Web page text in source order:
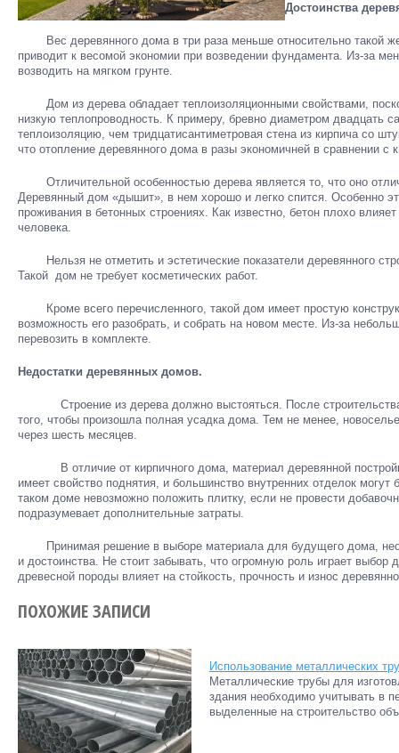
Достоинства
Вес деревянного дома в три раза меньше относительно такой же
приводит к весомой экономии при возведении фундамента. Из-за
возводить на мягком грунте.
Дом из дерева обладает теплоизоляционными свойствами,
низкую теплопроводность. К примеру, бревно диаметром двадцать
теплоизоляцию, чем тридцатисантиметровая стена из кирпича со
что отопление деревянного дома в разы экономичней в сравнении с
Отличительной особенностью дерева является то, что оно
Деревянный дом «дышит», в нем хорошо и легко спится. Особенно
проживания в бетонных строениях. Как известно, бетон плохо
человека.
Нельзя не отметить и эстетические показатели деревянного
Такой дом не требует косметических работ.
Кроме всего перечисленного, такой дом имеет простую
возможность его разобрать, и собрать на новом месте. Из-за
перевозить в комплекте.
Недостатки деревянных домов.
Строение из дерева должно выстояться. После строительства
того, чтобы произошла полная усадка дома. Тем не менее,
через шесть месяцев.
В отличие от кирпичного дома, материал деревянной
имеет свойство поднятия, и большинство внутренних отделок
таком доме невозможно положить плитку, если не провести
подразумевает дополнительные затраты.
Принимая решение в выборе материала для будущего дома,
и достоинства. Не стоит забывать, что огромную роль играет
древесной породы влияет на стойкость, прочность и износ
ПОХОЖИЕ ЗАПИСИ
Использование металлических
Металлические трубы для
здания необходимо учитывать в
выделенные на строительство